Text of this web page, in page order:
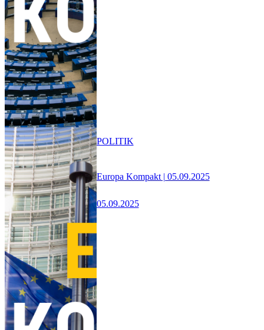
Europa Kompakt | 05.09.2025
05.09.2025
POLITIK